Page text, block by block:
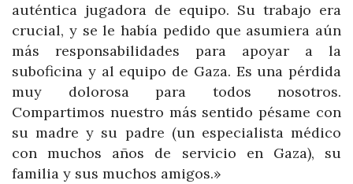
auténtica jugadora de equipo. Su trabajo era
crucial, y se le había pedido que asumiera aún
más responsabilidades para apoyar a la
suboficina y al equipo de Gaza. Es una pérdida
muy dolorosa para todos nosotros.
Compartimos nuestro más sentido pésame con
su madre y su padre (un especialista médico
con muchos años de servicio en Gaza), su
familia y sus muchos amigos.»